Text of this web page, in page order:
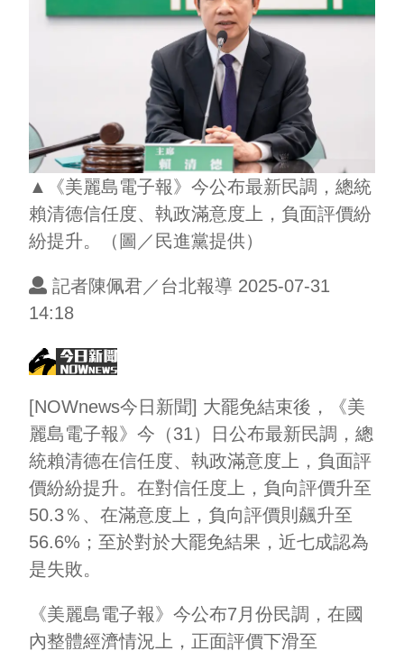
▲《美麗島電子報》今公布最新民調，總統
賴清德信任度、執政滿意度上，負面評價紛
紛提升。（圖／民進黨提供）
記者陳佩君／台北報導 2025-07-31
14:18
[NOWnews今日新聞] 大罷免結束後，《美
麗島電子報》今（31）日公布最新民調，總
統賴清德在信任度、執政滿意度上，負面評
價紛紛提升。在對信任度上，負向評價升至
50.3％、在滿意度上，負向評價則飆升至
56.6%；至於對於大罷免結果，近七成認為
是失敗。
《美麗島電子報》今公布7月份民調，在國
內整體經濟情況上，正面評價下滑至